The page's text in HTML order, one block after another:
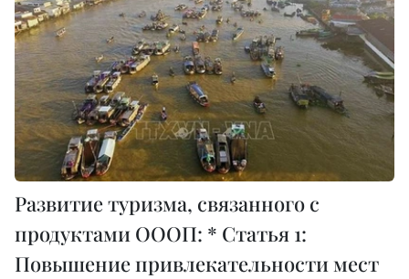
Развитие туризма, связанного с
продуктами ОООП: * Статья 1:
Повышение привлекательности мест